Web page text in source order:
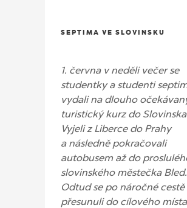
SEPTIMA VE SLOVINSKU
1. června v neděli večer se
studentky a studenti
vydali na dlouho
turistický kurz do
Vyjeli z Liberce do Prahy
a následně pokračovali
autobusem až do
slovinského městečka Bled.
Odtud se po náročné cestě
přesunuli do cílového